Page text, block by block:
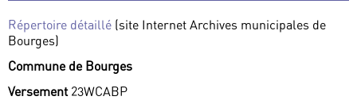
Répertoire détaillé (site Internet Archives municipales de
Bourges)
Commune de Bourges
Versement23WCABP